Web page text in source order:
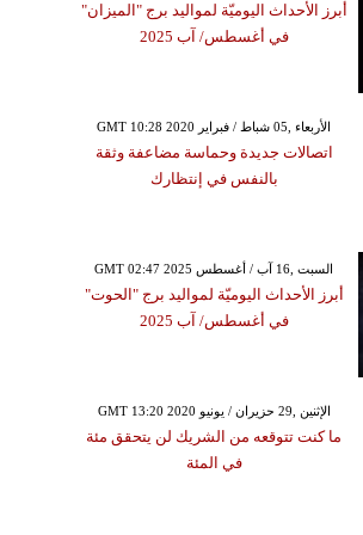
أبرز الأحداث اليوميّة لمواليد برج "الميزان"
في أغسطس/ آب 2025
GMT 10:28 2020 الأربعاء ,05 شباط / فبراير
اتصالات جديدة وحماسة مضاعفة وثقة
بالنفس في إنتظارك
GMT 02:47 2025 السبت ,16 آب / أغسطس
أبرز الأحداث اليوميّة لمواليد برج "الحوت"
في أغسطس/ آب 2025
GMT 13:20 2020 الإثنين ,29 حزيران / يونيو
ما كنت تتوقعه من الشريك لن يتحقق مئة
في المئة